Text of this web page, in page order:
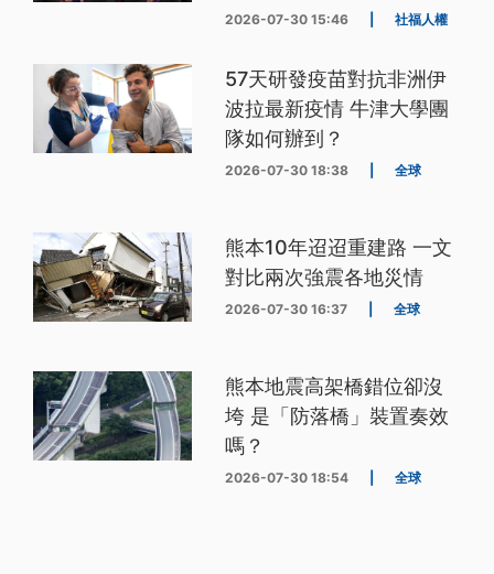
2026-07-30 15:46 社福人權
57天研發疫苗對抗非洲伊
波拉最新疫情 牛津大學團
隊如何辦到？
2026-07-30 18:38 全球
熊本10年迢迢重建路 一文
對比兩次強震各地災情
2026-07-30 16:37 全球
熊本地震高架橋錯位卻沒
垮 是「防落橋」裝置奏效
嗎？
2026-07-30 18:54 全球